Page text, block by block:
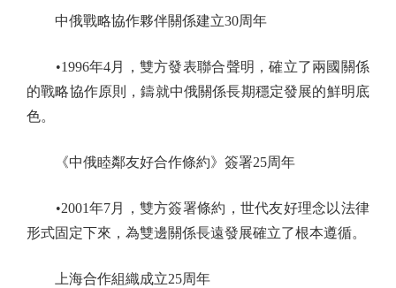
中俄戰略協作夥伴關係建立30周年
•1996年4月，雙方發表聯合聲明，確立了兩國關係
的戰略協作原則，鑄就中俄關係長期穩定發展的鮮明底
色。
《中俄睦鄰友好合作條約》簽署25周年
•2001年7月，雙方簽署條約，世代友好理念以法律
形式固定下來，為雙邊關係長遠發展確立了根本遵循。
上海合作組織成立25周年